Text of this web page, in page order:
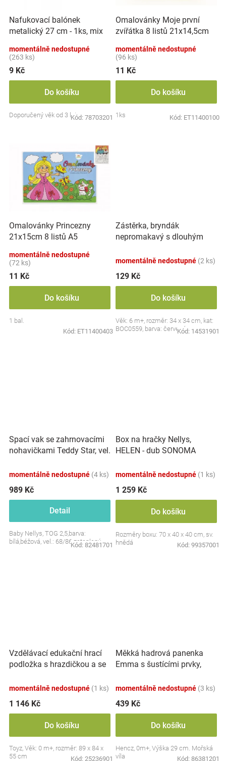
Hračkářství
ůo
d
u
k
ů
Nafukovací balónek
metalický 27 cm - 1ks, mix
momentálně nedostupné
(263 ks)
9 Kč
Do košíku
Doporučený věk od 3 letKód: 78703201
Omalovánky Moje první
zvířátka 8 listů 21x14,5cm
momentálně nedostupné
(96 ks)
11 Kč
Do košíku
1ks Kód: ET11400100
Omalovánky Princezny
21x15cm 8 listů A5
momentálně nedostupné
(72 ks)
11 Kč
Do košíku
1 bal.
Kód: ET11400403
Zástěrka, bryndák
nepromakavý s dlouhým
momentálně nedostupné (2 ks)
129 Kč
Do košíku
Věk: 6 m+, rozměr: 34 x 34 cm, kat:
BOC0559, barva: červená
Kód: 14531901
Spací vak se zahrnovacími
nohavičkami Teddy Star, vel.
momentálně nedostupné (4 ks)
989 Kč
Detail
Baby Nellys, TOG 2,5,barva:
bílá,béžová, vel.: 68/86 zateplený
Kód: 82481701
Box na hračky Nellys,
HELEN - dub SONOMA
momentálně nedostupné (1 ks)
1 259 Kč
Do košíku
Rozměry boxu: 70 x 40 x 40 cm, sv.
hnědá
Kód: 99357001
Vzdělávací edukační hrací
podložka s hrazdičkou a se
momentálně nedostupné (1 ks)
1 146 Kč
Do košíku
Toyz, Věk: 0 m+, rozměr: 89 x 84 x
55 cm
Kód: 25236901
Měkká hadrová panenka
Emma s šustícími prvky,
momentálně nedostupné (3 ks)
439 Kč
Do košíku
Hencz, 0m+, Výška 29 cm. Mořská
víla
Kód: 86381201